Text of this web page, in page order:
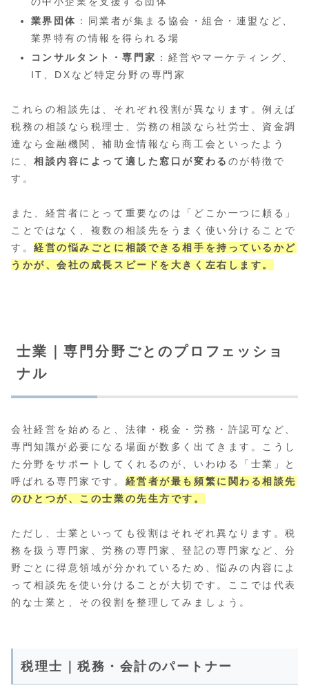
業界団体 ：同業者が集まる協会・組合・連盟など、
業界特有の情報を得られる場
コンサルタント・専門家 ：経営やマーケティング、
IT、DXなど特定分野の専門家
これらの相談先は、それぞれ役割が異なります。例えば
税務の相談なら税理士、労務の相談なら社労士、資金調
達なら金融機関、補助金情報なら商工会といったよう
に、相談内容によって適した窓口が変わる のが特徴で
す。
また、経営者にとって重要なのは「どこか一つに頼る」
ことではなく、複数の相談先をうまく使い分けることで
す。経営の悩みごとに相談できる相手を持っているかど
うかが、会社の成長スピードを大きく左右します。
士業｜専門分野ごとのプロフェッショ
ナル
会社経営を始めると、法律・税金・労務・許認可など、
専門知識が必要になる場面が数多く出てきます。こうし
た分野をサポートしてくれるのが、いわゆる「士業」と
呼ばれる専門家です。 経営者が最も頻繁に関わる相談先
のひとつが、この士業の先生方です。
ただし、士業といっても役割はそれぞれ異なります。税
務を扱う専門家、労務の専門家、登記の専門家など、分
野ごとに得意領域が分かれているため、悩みの内容によ
って相談先を使い分けることが大切です。ここでは代表
的な士業と、その役割を整理してみましょう。
税理士｜税務・会計のパートナー